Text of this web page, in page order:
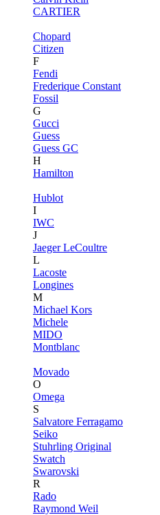
CARTIER
Chopard
Citizen
F
Fendi
Frederique Constant
Fossil
G
Gucci
Guess
Guess GC
H
Hamilton
Hublot
I
IWC
J
Jaeger LeCoultre
L
Lacoste
Longines
M
Michael Kors
Michele
MIDO
Montblanc
Movado
O
Omega
S
Salvatore Ferragamo
Seiko
Stuhrling Original
Swatch
Swarovski
R
Rado
Raymond Weil